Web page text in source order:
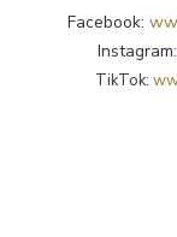
Facebook:
Instagram:
TikTok: